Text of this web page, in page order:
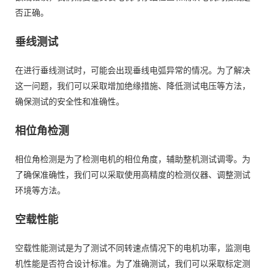
否正确。
垂线测试
在进行垂线测试时，可能会出现垂线电弧异常的情况。为了解决
这一问题，我们可以采取增加绝缘措施、降低测试电压等方法，
确保测试的安全性和准确性。
相位角检测
相位角检测是为了检测电机的相位角度，辅助整机测试调零。为
了确保准确性，我们可以采取使用高精度的检测仪器、调整测试
环境等方法。
空载性能
空载性能测试是为了测试不同转速点情况下的电机功率，监测电
机性能是否符合设计标准。为了准确测试，我们可以采取标定测